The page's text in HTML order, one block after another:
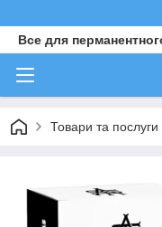
Все для
Товари та послуги